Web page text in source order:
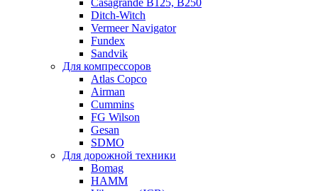
Ditch-Witch
Vermeer Navigator
Fundex
Sandvik
Для компрессоров
Atlas Copco
Airman
Cummins
FG Wilson
Gesan
SDMO
Для дорожной техники
Bomag
HAMM